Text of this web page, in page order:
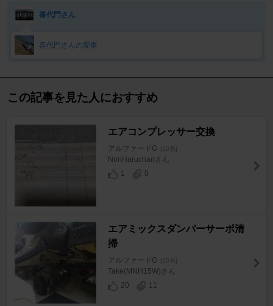
喜代門さん
喜代門さんの愛車
この記事を見た人におすすめ
エアコンプレッサー交換
アルファードG [10系]
NonHaruchanさん
1
0
エアミックスダンパーサーボ清
掃
アルファードG [10系]
Take(MNH15W)さん
20
11